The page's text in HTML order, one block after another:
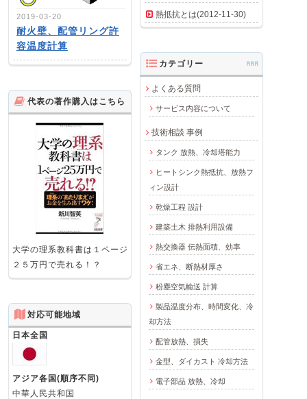
2019-03-20
耐火壁、配管リング許
容温度計算
熱抵抗とは(2012-11-30)
カテゴリー AAA
よくある質問
サービス内容について
技術相談 事例
タンク 放熱、冷却塔能力
ヒートシンク熱抵抗、放熱フ
ィン設計
乾燥工程 設計
建築土木 排熱利用設備
熱交換器 伝熱面積、効率
省エネ、断熱材厚さ
粉塵空気輸送 計算
製品温度分布、時間変化、冷
却方法
配管放熱、損失
金型、ダイカスト 冷却方法
電子部品 放熱、冷却
代表の著作購入はこちら
大学の理系教科書は１ページ
２５万円で売れる！？
対応可能地域
日本全国
アジア各国(順序不同)
中華人民共和国